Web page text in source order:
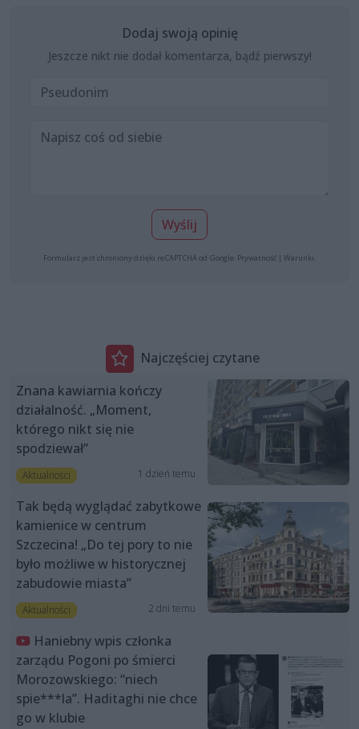
Dodaj swoją opinię
Jeszcze nikt nie dodał komentarza, bądź pierwszy!
Wyślij
Formularz jest chroniony dzięki reCAPTCHA od Google: Prywatność | Warunki
Najczęściej czytane
Znana kawiarnia kończy
działalność. „Moment,
którego nikt się nie
spodziewał”
Aktualności 1 dzień temu
Tak będą wyglądać zabytkowe
kamienice w centrum
Szczecina! „Do tej pory to nie
było możliwe w historycznej
zabudowie miasta”
Aktualności 2 dni temu
Haniebny wpis członka
zarządu Pogoni po śmierci
Morozowskiego: “niech
spie***la”. Haditaghi nie chce
go w klubie